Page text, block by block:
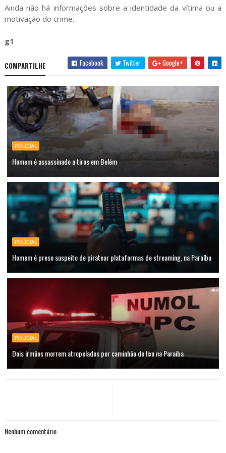
Ainda não há informações sobre a identidade da vítima ou a
motivação do crime.
g1
COMPARTILHE Facebook Twitter Google+
POLICIAL
Homem é assassinado a tiros em Belém
POLICIAL
Homem é preso suspeito de piratear plataformas de streaming, na Paraíba
POLICIAL
Dois irmãos morrem atropelados por caminhão de lixo na Paraíba
Nenhum comentário